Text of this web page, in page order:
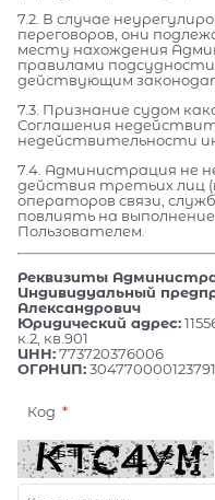
7.2. В случае
переговоров, они
месту нахождения
правилами
действующим
7.3. Признание судом
Соглашения
недействительности
7.4. Администрация не
действия третьих лиц
операторов связи,
повлиять на
Пользователем.
Реквизиты
Индивидуальный
Александрович
Юридический адрес:
к.2, кв.901
ИНН:773720376006
ОГРНИП:304770000123791
Код